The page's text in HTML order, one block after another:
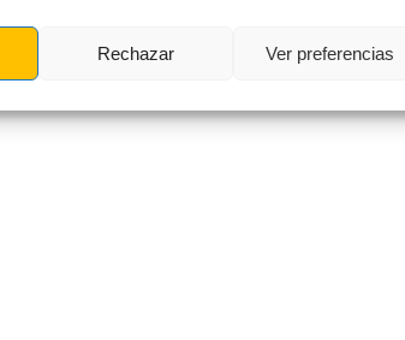
Rechazar Ver preferencias